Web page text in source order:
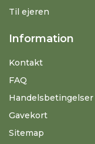
Til ejeren
Information
Kontakt
FAQ
Handelsbetingelser
Gavekort
Sitemap